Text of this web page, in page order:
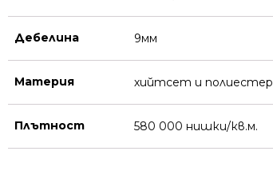
Дебелина 9мм
Материя хийтсет и полиестeр
Плътност 580 000 нишки/кв.м.